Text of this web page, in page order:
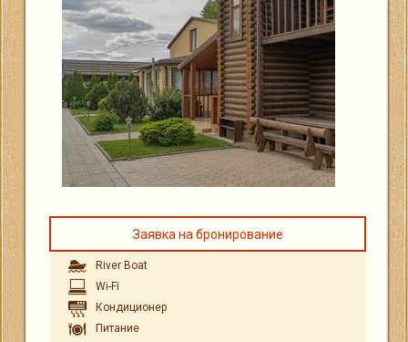
Контакты
Отзывы
Отчеты о рыбалке
Заявка на бронирование
River Boat
Wi-Fi
Кондиционер
Питание